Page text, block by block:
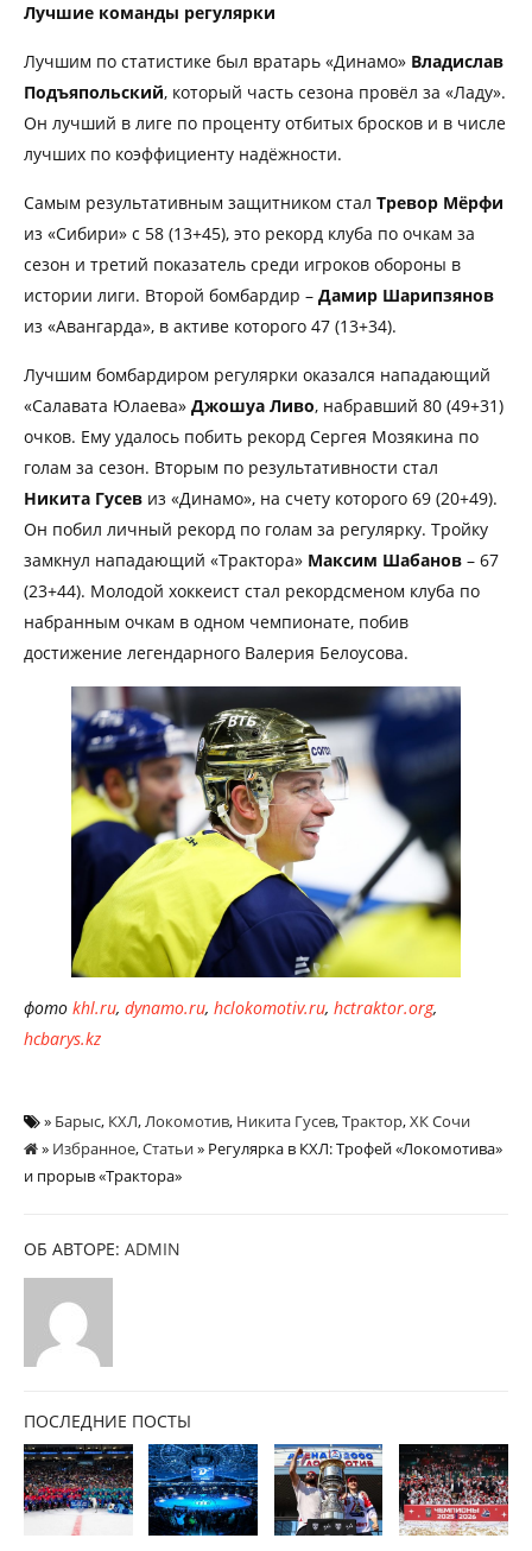
Лучшие команды регулярки
Лучшим по статистике был вратарь «Динамо» Владислав
Подъяпольский, который часть сезона провёл за «Ладу».
Он лучший в лиге по проценту отбитых бросков и в числе
лучших по коэффициенту надёжности.
Самым результативным защитником стал Тревор Мёрфи
из «Сибири» с 58 (13+45), это рекорд клуба по очкам за
сезон и третий показатель среди игроков обороны в
истории лиги. Второй бомбардир – Дамир Шарипзянов
из «Авангарда», в активе которого 47 (13+34).
Лучшим бомбардиром регулярки оказался нападающий
«Салавата Юлаева» Джошуа Ливо, набравший 80 (49+31)
очков. Ему удалось побить рекорд Сергея Мозякина по
голам за сезон. Вторым по результативности стал
Никита Гусев из «Динамо», на счету которого 69 (20+49).
Он побил личный рекорд по голам за регулярку. Тройку
замкнул нападающий «Трактора» Максим Шабанов – 67
(23+44). Молодой хоккеист стал рекордсменом клуба по
набранным очкам в одном чемпионате, побив
достижение легендарного Валерия Белоусова.
фото khl.ru, dynamo.ru, hclokomotiv.ru, hctraktor.org,
hcbarys.kz
» Барыс, КХЛ,Локомотив, Никита Гусев,Трактор,ХК Сочи
» Избранное,Статьи» Регулярка в КХЛ: Трофей «Локомотива»
и прорыв «Трактора»
ОБ АВТОРЕ: ADMIN
ПОСЛЕДНИЕ ПОСТЫ